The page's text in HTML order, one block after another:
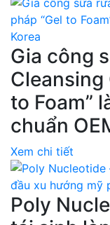
Gia công
Cleansing
to Foam”
chuẩn
Xem chi tiết
Poly